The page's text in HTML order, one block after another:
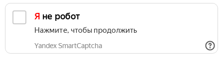
Я не робот
Нажмите, чтобы продолжить
Yandex SmartCaptcha